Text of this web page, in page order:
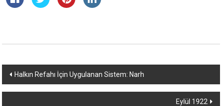
Yazı
dolaşımı
Halkın Refahı İçin Uygulanan Sistem: Narh
Eylül 1922